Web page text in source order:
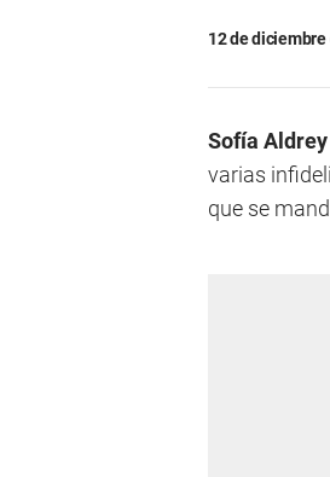
12 de
Sofía Aldrey
varias
que se